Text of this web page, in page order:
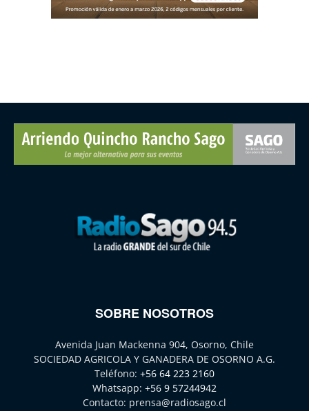
SOBRE NOSOTROS
Avenida Juan Mackenna 904, Osorno, Chile
SOCIEDAD AGRICOLA Y GANADERA DE OSORNO A.G.
Teléfono: +56 64 223 2160
Whatsapp: +56 9 57244942
Contacto: prensa@radiosago.cl